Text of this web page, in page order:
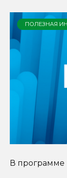
ПОЛЕЗНАЯ
В программе